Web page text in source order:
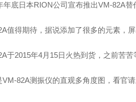
年底日本RION公司宣布推出VM-82A替
值得期待，据说添加了很多的元素，
于2015年4月15日火热到货，之前苦
VM-82A测振仪的直观多角度图，看官请